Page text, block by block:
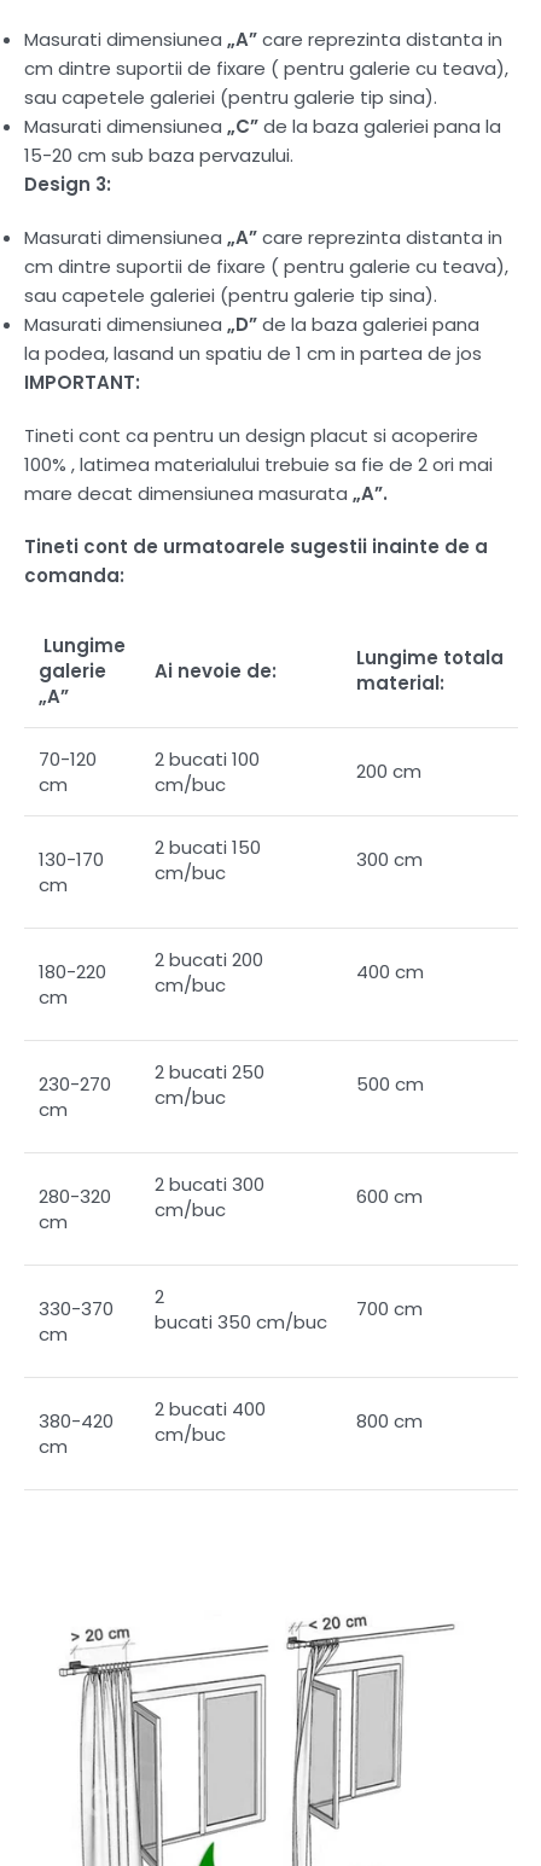
Masurati dimensiunea „A”care reprezinta distanta in
cm dintre suportii de fixare ( pentru galerie cu teava),
sau capetele galeriei (pentru galerie tip sina).
Masurati dimensiunea „C”de la baza galeriei pana la
15-20 cm sub baza pervazului.
Design 3:
Masurati dimensiunea „A”care reprezinta distanta in
cm dintre suportii de fixare ( pentru galerie cu teava),
sau capetele galeriei (pentru galerie tip sina).
Masurati dimensiunea „D”de la baza galeriei pana
la podea, lasand un spatiu de 1 cm in partea de jos
IMPORTANT:
Tineti cont ca pentru un design placut si acoperire
100% , latimea materialului trebuie sa fie de 2 ori mai
mare decat dimensiunea masurata „A”.
Tineti cont de urmatoarele sugestii inainte de a
comanda:
Lungime
galerie
„A”
Ai nevoie de:
Lungime totala
material:
70-120
cm
2 bucati 100
cm/buc
200 cm
130-170
cm
2 bucati 150
cm/buc
300 cm
180-220
cm
2 bucati 200
cm/buc
400 cm
230-270
cm
2 bucati 250
cm/buc
500 cm
280-320
cm
2 bucati 300
cm/buc
600 cm
330-370
cm
2
bucati 350 cm/buc
700 cm
380-420
cm
2 bucati 400
cm/buc
800 cm